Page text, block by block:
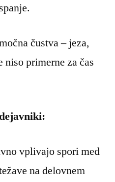
čustva – jeza,
niso primerne za čas
vplivajo spori med
na delovnem